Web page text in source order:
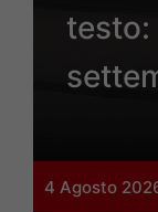
testo:
4 Agosto